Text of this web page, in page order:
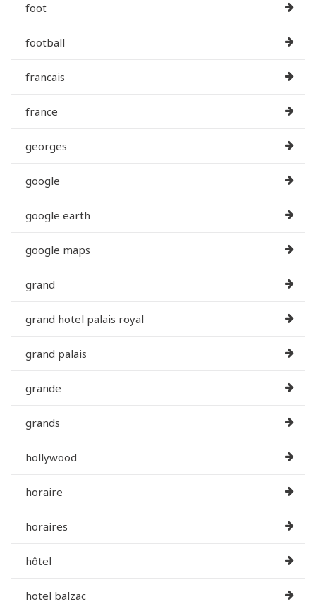
foot
football
francais
france
georges
google
google earth
google maps
grand
grand hotel palais royal
grand palais
grande
grands
hollywood
horaire
horaires
hôtel
hotel balzac